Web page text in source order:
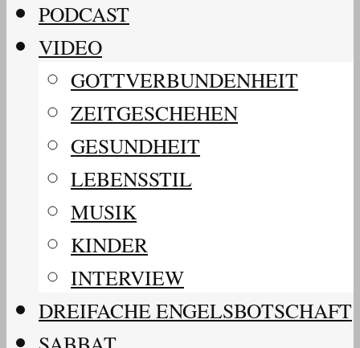
PODCAST
VIDEO
GOTTVERBUNDENHEIT
ZEITGESCHEHEN
GESUNDHEIT
LEBENSSTIL
MUSIK
KINDER
INTERVIEW
DREIFACHE ENGELSBOTSCHAFT